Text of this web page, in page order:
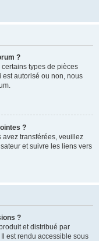
?
types de pièces
est autorisé ou non, nous
?
avez transférées, veuillez
et suivre les liens vers
?
et distribué par
est rendu accessible sous